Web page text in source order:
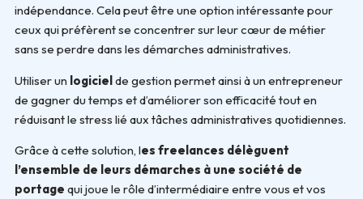
indépendance. Cela peut être une option intéressante pour
ceux qui préfèrent se concentrer sur leur cœur de métier
sans se perdre dans les démarches administratives.
Utiliser un logicielde gestion permet ainsi à un entrepreneur
de gagner du temps et d’améliorer son efficacité tout en
réduisant le stress lié aux tâches administratives quotidiennes.
Grâce à cette solution, les freelances délèguent
l’ensemble de leurs démarches à une société de
portage qui joue le rôle d’intermédiaire entre vous et vos